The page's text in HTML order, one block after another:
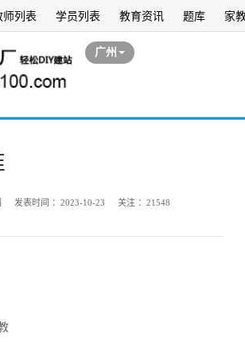
师列表 学员列表 教育资讯 题库 家
广州
发表时间 ：2023-10-23 关注 ：21548